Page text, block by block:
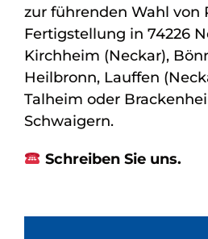
zur führenden Wahl von
Fertigstellung in 74226
Kirchheim (Neckar),
Heilbronn, Lauffen
Talheim oder
Schwaigern.
Schreiben Sie uns.